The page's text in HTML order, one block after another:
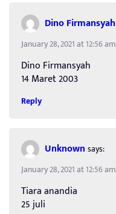
Dino Firmansyah
January 28, 2021 at 12:56 am
Dino Firmansyah
14 Maret 2003
Reply
Unknown says:
January 28, 2021 at 12:56 am
Tiara anandia
25 juli